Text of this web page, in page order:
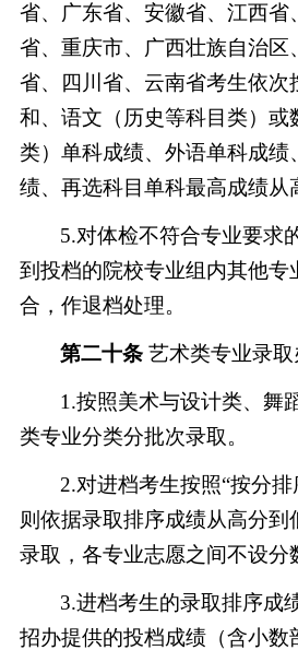
省、广东省、安徽省、江西省
省、重庆市、广西壮族自治区
省、四川省、云南省考生依次
和、语文（历史等科目类）或
类）单科成绩、外语单科成绩
绩、再选科目单科最高成绩从
5.对体检不符合专业要求
到投档的院校专业组内其他专
合，作退档处理。
第二十条 艺术类专业录
1.按照美术与设计类、舞
类专业分类分批次录取。
2.对进档考生按照“按分
则依据录取排序成绩从高分到
录取，各专业志愿之间不设分
3.进档考生的录取排序成
招办提供的投档成绩（含小数